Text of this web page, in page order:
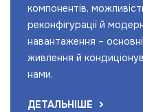
компонентів,
реконфігурації й
навантаження –
живлення й
нами.
ДЕТАЛЬНІШЕ